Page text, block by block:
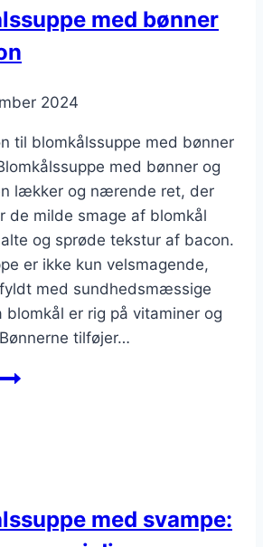
med bønner
2024
til blomkålssuppe med bønner
med bønner og
lækker og nærende ret, der
de milde smage af blomkål
og sprøde tekstur af bacon.
er ikke kun velsmagende,
med sundhedsmæssige
blomkål er rig på vitaminer og
tilføjer…
med svampe: